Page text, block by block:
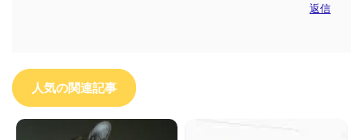
返信
人気の関連記事